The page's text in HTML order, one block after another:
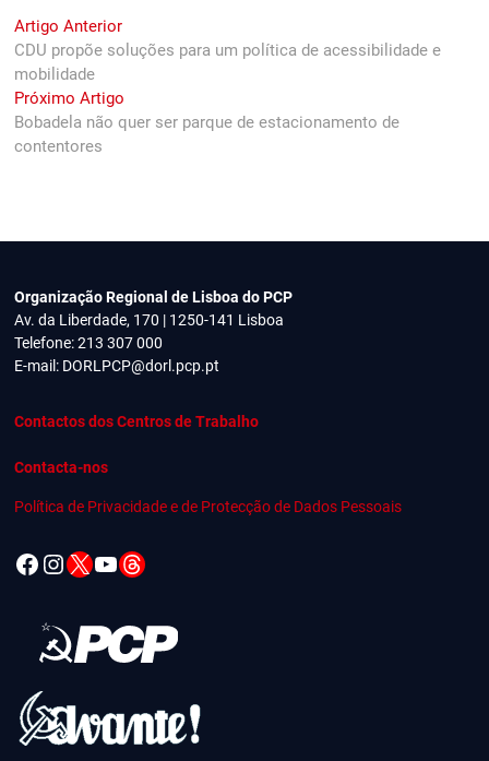
Navegação
de
artigos
Artigo AnteriorPrevious
post:
CDU propõe soluções para um política de acessibilidade e
mobilidade
Próximo Artigo
post:
Bobadela não quer ser parque de estacionamento de
contentores
Organização Regional de Lisboa do PCP
Av. da Liberdade, 170 | 1250-141 Lisboa
Telefone: 213 307 000
E-mail: DORLPCP@dorl.pcp.pt
Contactos dos Centros de Trabalho
Contacta-nos
Política de Privacidade e de Protecção de Dados Pessoais
Facebook
Instagram
X YouTube
Threads